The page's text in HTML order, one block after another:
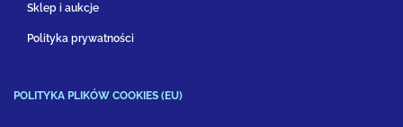
Sklep i aukcje
Polityka prywatności
POLITYKA PLIKÓW COOKIES (EU)